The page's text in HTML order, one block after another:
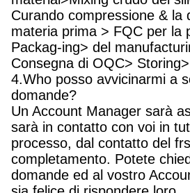
Curando compressione & la
materia prima > FQC per la
Packag-ing> del
Consegna di OQC> Storing>
4.Who posso avvicinarmi a
domande?
Un Account Manager sarà
sarà in contatto con voi in
processo, dal contatto del
completamento. Potete
domande ed al vostro